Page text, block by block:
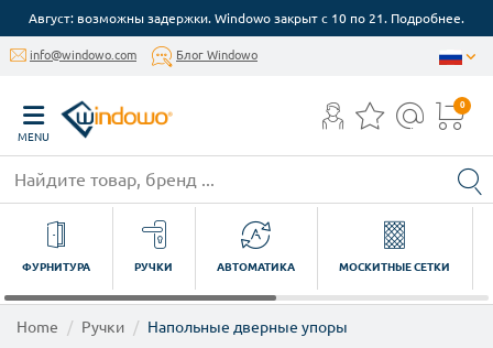
Август: возможны задержки. Windowo закрыт с 10 по 21. Подробнее.
info@windowo.com Блог Windowo
MENU
0
ФУРНИТУРА РУЧКИ АВТОМАТИКА МОСКИТНЫЕ СЕТКИ
Home Ручки Напольные дверные упоры